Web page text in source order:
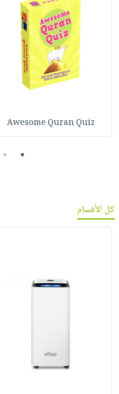
Awesome Quran Quiz
1
2
كل الأقسام